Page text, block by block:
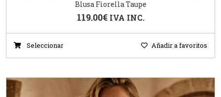
Blusa Fiorella Taupe
119.00€ IVA INC.
Seleccionar Añadir a favoritos